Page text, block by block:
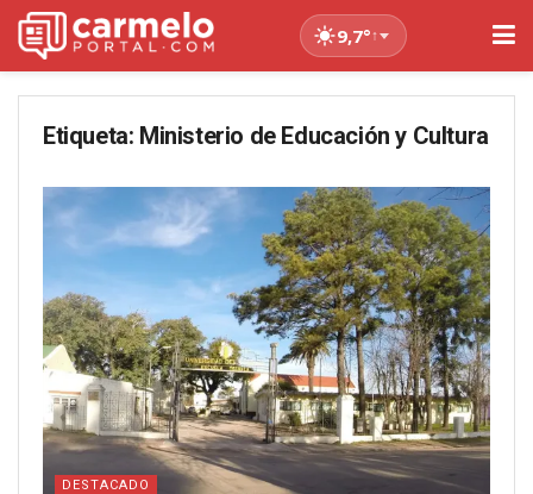
9,7°↑
Etiqueta: Ministerio de Educación y Cultura
DESTACADO